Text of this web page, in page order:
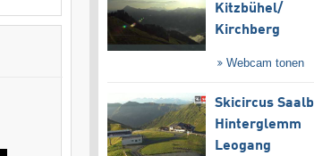
Kitzbühel/​
Kirchberg
Webcam tonen
Skicircus
Hinterglemm
Leogang